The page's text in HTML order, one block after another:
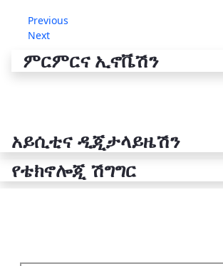
Previous
Next
ምርምርና ኢኖቬሽን
አይሲቲና ዲጂታላይዜሽን
የቴክኖሎጂ ሽግግር